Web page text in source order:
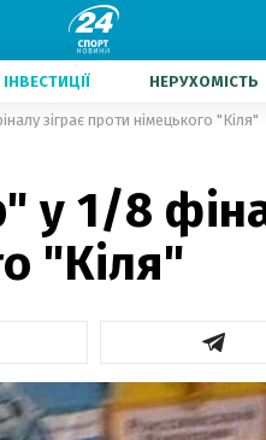
ІНВЕСТИЦІЇ НЕРУХОМІСТЬ
зіграє проти німецького "Кіля"
у 1/8
"Кіля"